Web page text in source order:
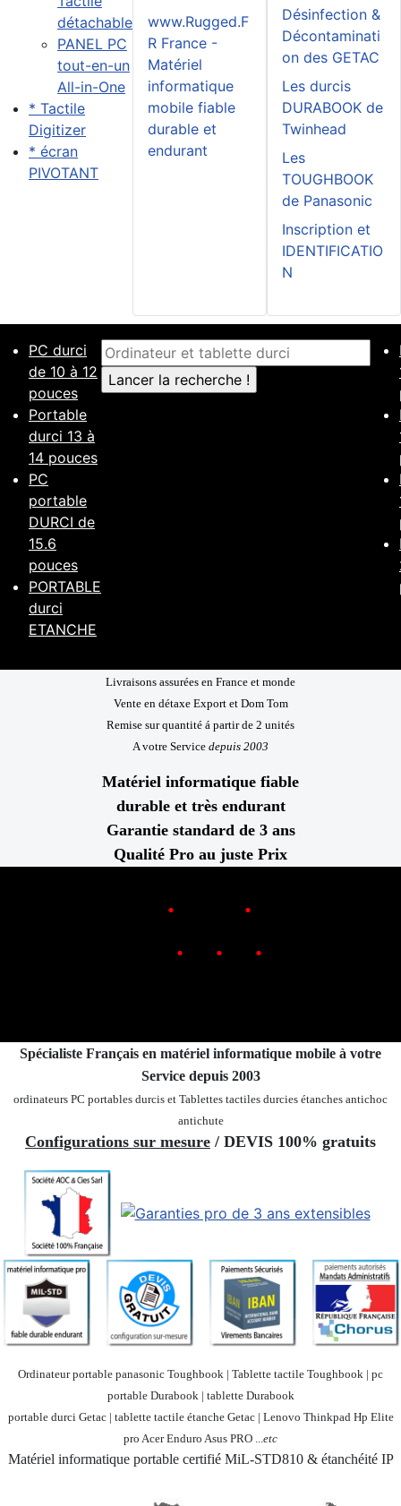
détachable
PANEL PC
tout-en-un
All-in-One
* Tactile
Digitizer
* écran
PIVOTANT
www.Rugged.F
R France -
Matériel
informatique
mobile fiable
durable et
endurant
Désinfection &
Décontaminati
on des GETAC
Les durcis
DURABOOK de
Twinhead
Les
TOUGHBOOK
de Panasonic
Inscription et
IDENTIFICATIO
N
PC durci
de 10 à 12
pouces
Portable
durci 13 à
14 pouces
PC
portable
DURCI de
15.6
pouces
PORTABLE
durci
ETANCHE
Livraisons assurées en France et monde
Vente en détaxe Export et Dom Tom
Remise sur quantité á partir de 2 unités
A votre Service depuis 2003
Matériel informatique fiable
durable et très endurant
Garantie standard de 3 ans
Qualité Pro au juste Prix
. .
. . .
Spécialiste Français en matériel informatique mobile à votre
Service depuis 2003
ordinateurs PC portables durcis et Tablettes tactiles durcies étanches antichoc
antichute
Configurations sur mesure / DEVIS 100% gratuits
Ordinateur portable panasonic Toughbook | Tablette tactile Toughbook | pc
portable Durabook | tablette Durabook
portable durci Getac | tablette tactile étanche Getac | Lenovo Thinkpad Hp Elite
pro Acer Enduro Asus PRO ...etc
Matériel informatique portable certifié MiL-STD810 & étanchéité IP